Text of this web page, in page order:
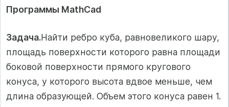
Программы MathCad
Задача.Найти ребро куба, равновеликого шару,
площадь поверхности которого равна площади
боковой поверхности прямого кругового
конуса, у которого высота вдвое меньше, чем
длина образующей. Объем этого конуса равен 1.